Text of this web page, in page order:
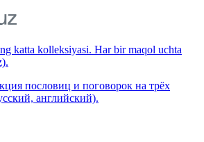
katta kolleksiyasi. Har bir maqol uchta
пословиц и поговорок на трёх
английский).